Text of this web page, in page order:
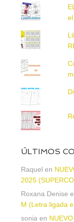
ÚLTIMOS
Raquel en
2025
Roxana Denise
M (Letra ligada
sonia en